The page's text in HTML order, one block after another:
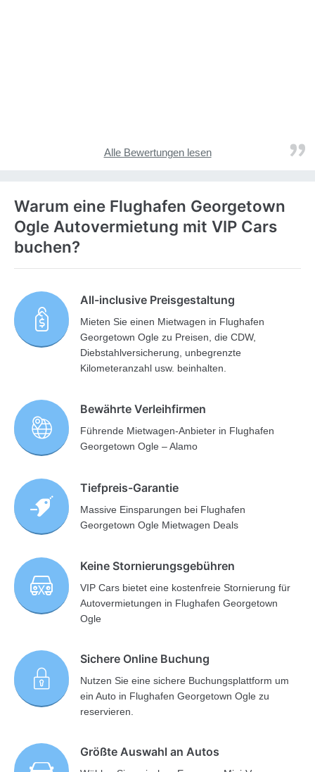
Alle Bewertungen lesen
Warum eine Flughafen Georgetown
Ogle Autovermietung mit VIP Cars
buchen?
All-inclusive Preisgestaltung
Mieten Sie einen Mietwagen in Flughafen
Georgetown Ogle zu Preisen, die CDW,
Diebstahlversicherung, unbegrenzte
Kilometeranzahl usw. beinhalten.
Bewährte Verleihfirmen
Führende Mietwagen-Anbieter in Flughafen
Georgetown Ogle – Alamo
Tiefpreis-Garantie
Massive Einsparungen bei Flughafen
Georgetown Ogle Mietwagen Deals
Keine Stornierungsgebühren
VIP Cars bietet eine kostenfreie Stornierung für
Autovermietungen in Flughafen Georgetown
Ogle
Sichere Online Buchung
Nutzen Sie eine sichere Buchungsplattform um
ein Auto in Flughafen Georgetown Ogle zu
reservieren.
Größte Auswahl an Autos